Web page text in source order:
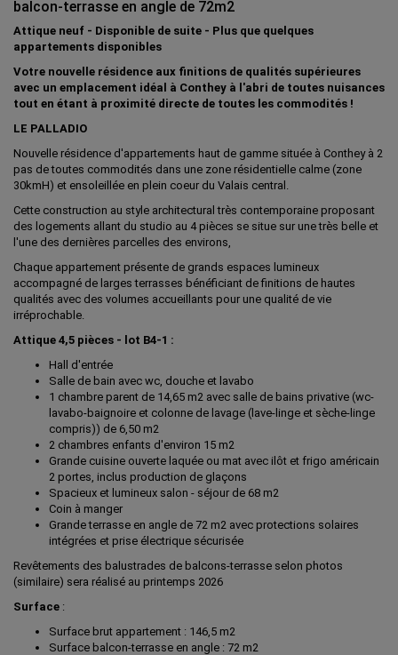
balcon-terrasse en angle de 72m2
Attique neuf - Disponible de suite - Plus que quelques
appartements disponibles
Votre nouvelle résidence aux finitions de qualités supérieures
avec un emplacement idéal à Conthey à l'abri de toutes nuisances
tout en étant à proximité directe de toutes les commodités !
LE PALLADIO
Nouvelle résidence d'appartements haut de gamme située à Conthey à 2
pas de toutes commodités dans une zone résidentielle calme (zone
30kmH) et ensoleillée en plein coeur du Valais central.
Cette construction au style architectural très contemporaine proposant
des logements allant du studio au 4 pièces se situe sur une très belle et
l'une des dernières parcelles des environs,
Chaque appartement présente de grands espaces lumineux
accompagné de larges terrasses bénéficiant de finitions de hautes
qualités avec des volumes accueillants pour une qualité de vie
irréprochable.
Attique 4,5 pièces - lot B4-1 :
Hall d'entrée
Salle de bain avec wc, douche et lavabo
1 chambre parent de 14,65 m2 avec salle de bains privative (wc-
lavabo-baignoire et colonne de lavage (lave-linge et sèche-linge
compris)) de 6,50 m2
2 chambres enfants d'environ 15 m2
Grande cuisine ouverte laquée ou mat avec ilôt et frigo américain
2 portes, inclus production de glaçons
Spacieux et lumineux salon - séjour de 68 m2
Coin à manger
Grande terrasse en angle de 72 m2 avec protections solaires
intégrées et prise électrique sécurisée
Revêtements des balustrades de balcons-terrasse selon photos
(similaire) sera réalisé au printemps 2026
Surface :
Surface brut appartement : 146,5 m2
Surface balcon-terrasse en angle : 72 m2